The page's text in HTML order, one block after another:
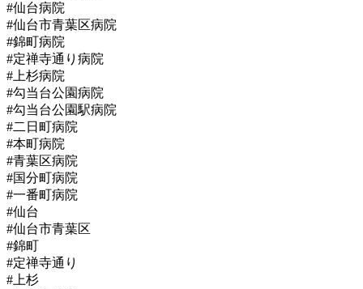
#仙台病院
#仙台市青葉区病院
#錦町病院
#定禅寺通り病院
#上杉病院
#勾当台公園病院
#勾当台公園駅病院
#二日町病院
#本町病院
#青葉区病院
#国分町病院
#一番町病院
#仙台
#仙台市青葉区
#錦町
#定禅寺通り
#上杉